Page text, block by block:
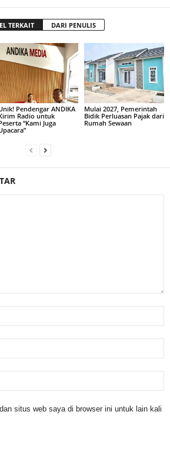
TERKAIT DARI PENULIS
Pendengar ANDIKA
Radio untuk
“Kami Juga
Mulai 2027, Pemerintah
Bidik Perluasan Pajak dari
Rumah Sewaan
situs web saya di browser ini untuk lain kali